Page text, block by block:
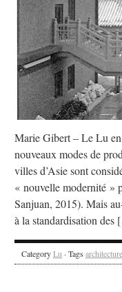
Marie Gibert – Le Lu
nouveaux modes de
villes d’Asie sont
« nouvelle modernité »
Sanjuan, 2015). Mais
à la standardisation
CategoryLu · Tags architecture